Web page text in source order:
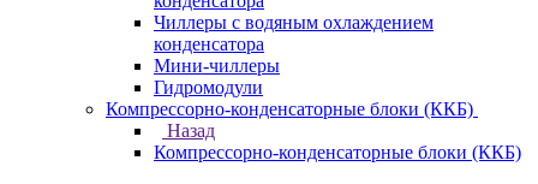
Чиллеры с водяным охлаждением
конденсатора
Мини-чиллеры
Гидромодули
Компрессорно-конденсаторные блоки (ККБ)
Назад
Компрессорно-конденсаторные блоки (ККБ)